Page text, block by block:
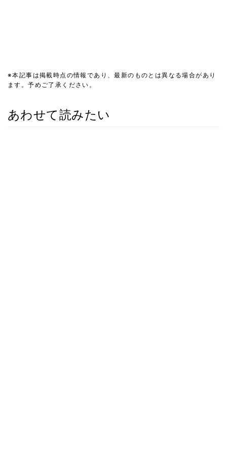
※本記事は掲載時点の情報であり、最新のものとは異なる場合があり
ます。予めご了承ください。
あわせて読みたい